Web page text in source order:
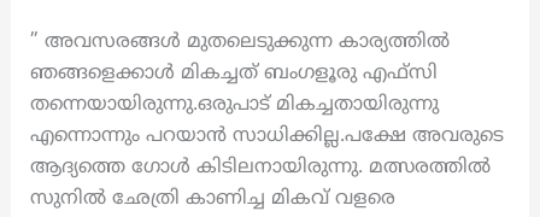
” അവസരങ്ങൾ മുതലെടുക്കുന്ന കാര്യത്തിൽ
ഞങ്ങളെക്കാൾ മികച്ചത് ബംഗളൂരു എഫ്സി
തന്നെയായിരുന്നു.ഒരുപാട് മികച്ചതായിരുന്നു
എന്നൊന്നും പറയാൻ സാധിക്കില്ല.പക്ഷേ അവരുടെ
ആദ്യത്തെ ഗോൾ കിടിലനായിരുന്നു. മത്സരത്തിൽ
സുനിൽ ഛേത്രി കാണിച്ച മികവ് വളരെ